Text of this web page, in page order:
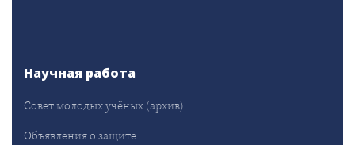
Научная работа
Совет молодых учёных (архив)
Объявления о защите